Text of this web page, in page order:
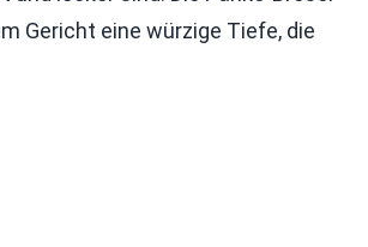
Gericht eine würzige Tiefe, die